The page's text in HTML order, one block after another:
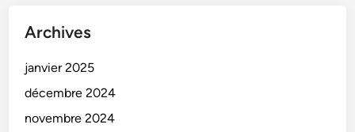
Archives
janvier 2025
décembre 2024
novembre 2024